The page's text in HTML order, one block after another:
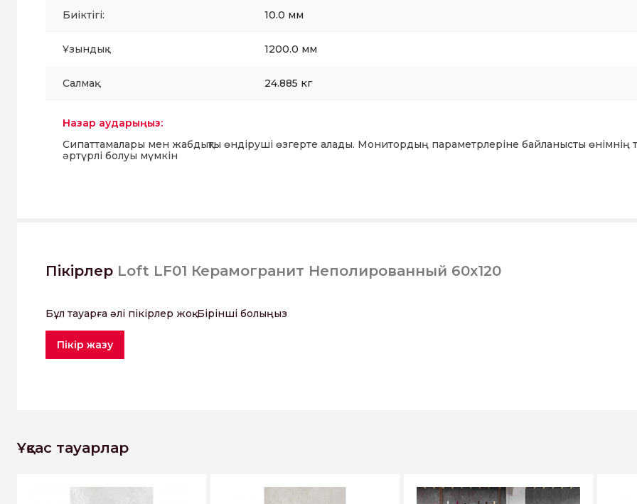
Биіктігі: 10.0 мм
Ұзындық : 1200.0 мм
Салмақ: 24.885 кг
Назар аударыңыз:
Сипаттамалары мен жабдықты өндіруші өзгерте алады. Монитордың параметрлеріне байланысты өнімнің
әртүрлі болуы мүмкін
Пікірлер Loft LF01 Керамогранит Неполированный 60x120
Бұл тауарға әлі пікірлер жоқ. Бірінші болыңыз
Пікір жазу
Ұқсас тауарлар